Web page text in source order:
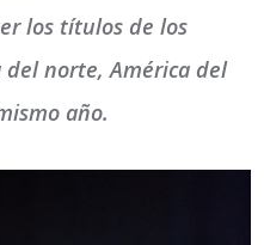
los títulos de los
del norte, América del
año.